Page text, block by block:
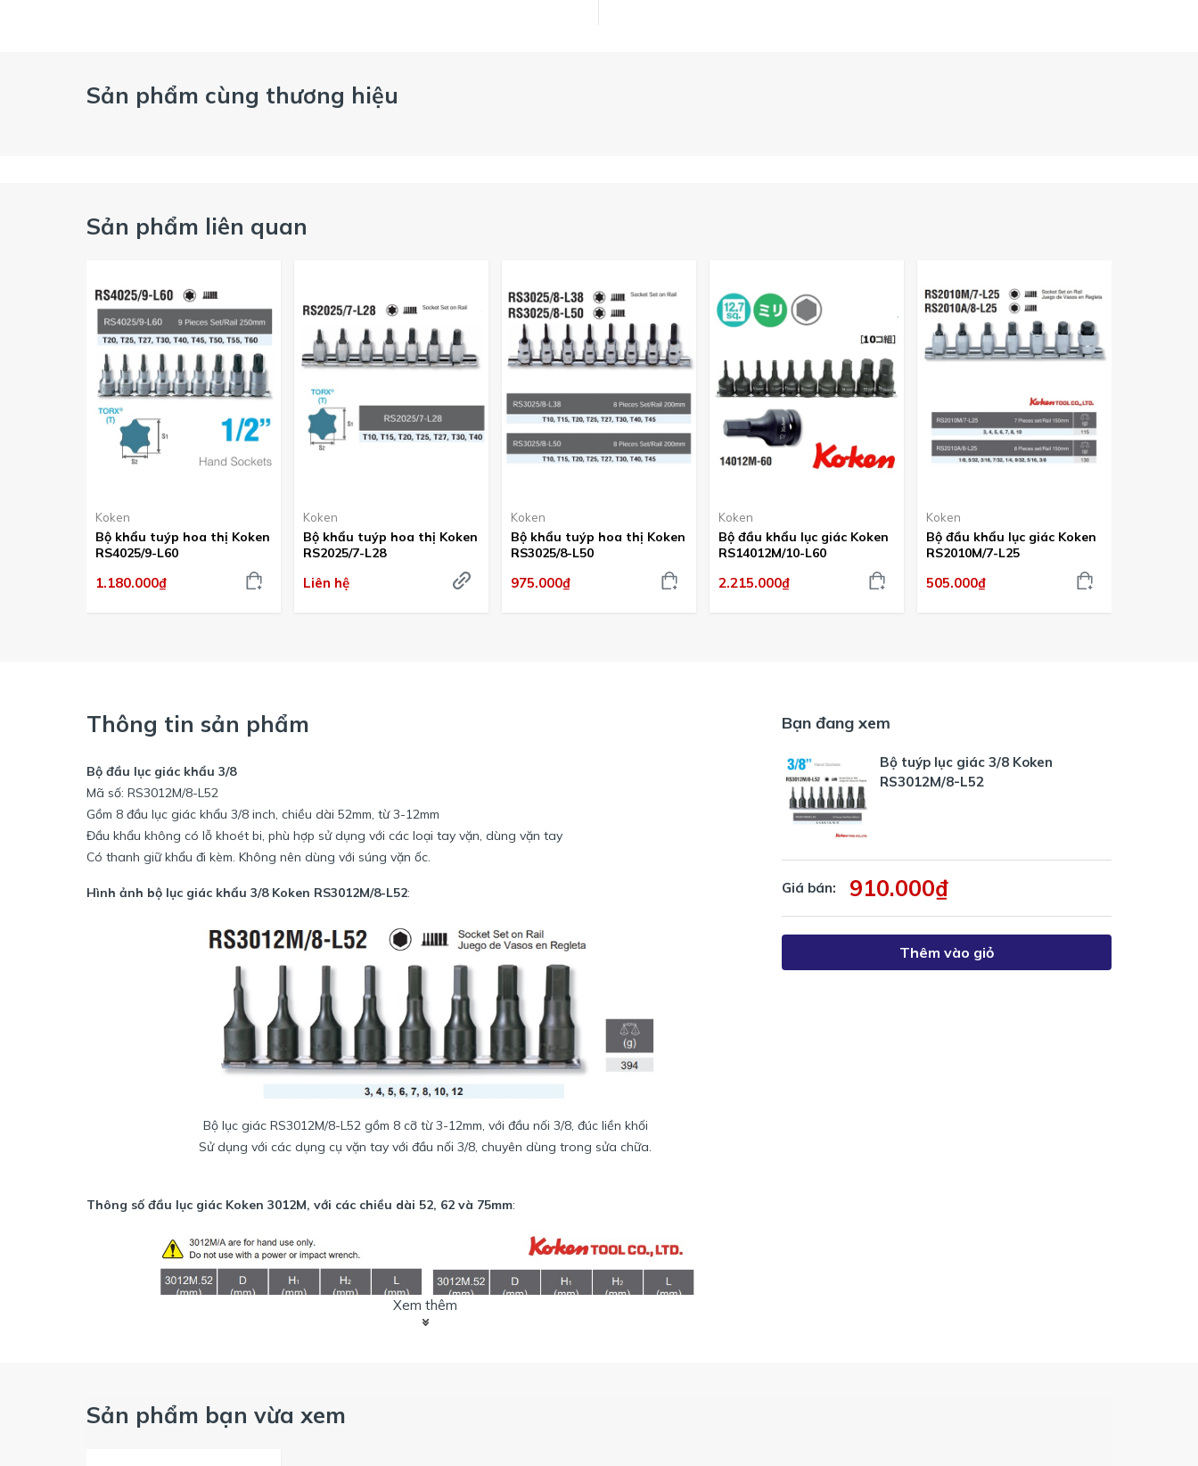
Sản phẩm cùng thương hiệu
Sản phẩm liên quan
Koken
Bộ khẩu tuýp hoa thị Koken
RS4025/9-L60
1.180.000₫
Koken
Bộ khẩu tuýp hoa thị Koken
RS2025/7-L28
Liên hệ
Koken
Bộ khẩu tuýp hoa thị Koken
RS3025/8-L50
975.000₫
Koken
Bộ đầu khẩu lục giác Koken
RS14012M/10-L60
2.215.000₫
Koken
Bộ đầu khẩu lục giác Koken
RS2010M/7-L25
505.000₫
Thông tin sản phẩm
Bộ đầu lục giác khẩu 3/8
Mã số: RS3012M/8-L52
Gồm 8 đầu lục giác khẩu 3/8 inch, chiều dài 52mm, từ 3-12mm
Đầu khẩu không có lỗ khoét bi, phù hợp sử dụng với các loại tay vặn, dùng vặn tay
Có thanh giữ khẩu đi kèm. Không nên dùng với súng vặn ốc.
Hình ảnh bộ lục giác khẩu 3/8 Koken RS3012M/8-L52:
Bộ lục giác RS3012M/8-L52 gồm 8 cỡ từ 3-12mm, với đầu nối 3/8, đúc liền khối
Sử dụng với các dụng cụ vặn tay với đầu nối 3/8, chuyên dùng trong sửa chữa.
Thông số đầu lục giác Koken 3012M, với các chiều dài 52, 62 và 75mm:
Xem thêm
Bạn đang xem
Bộ tuýp lục giác 3/8 Koken
RS3012M/8-L52
Giá bán: 910.000₫
Thêm vào giỏ
Sản phẩm bạn vừa xem